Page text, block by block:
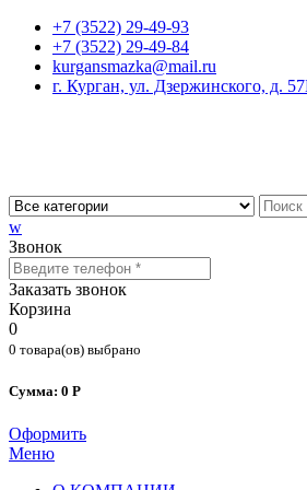
+7 (3522) 29-49-93
+7 (3522) 29-49-84
kurgansmazka@mail.ru
г. Курган, ул. Дзержинского, д.
w
Звонок
Заказать звонок
Корзина
0
0 товара(ов) выбрано
Сумма: 0 Р
Оформить
Меню